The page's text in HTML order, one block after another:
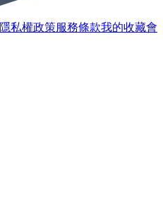
隱私權政策服務條款我的收藏會